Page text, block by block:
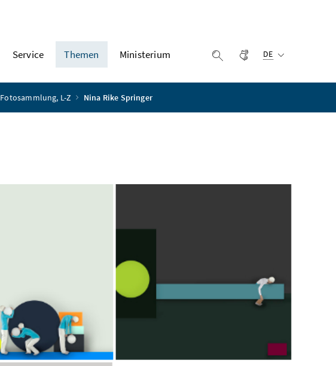
Service Themen Ministerium Suche einblenden
Gebärdensprache
DE
L-Z Nina Rike Springer